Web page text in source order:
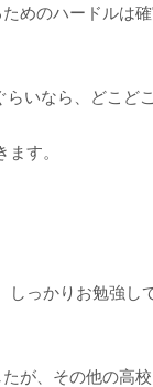
めのハードルは確
いなら、どこど
す。
っかりお勉強し
が、その他の高